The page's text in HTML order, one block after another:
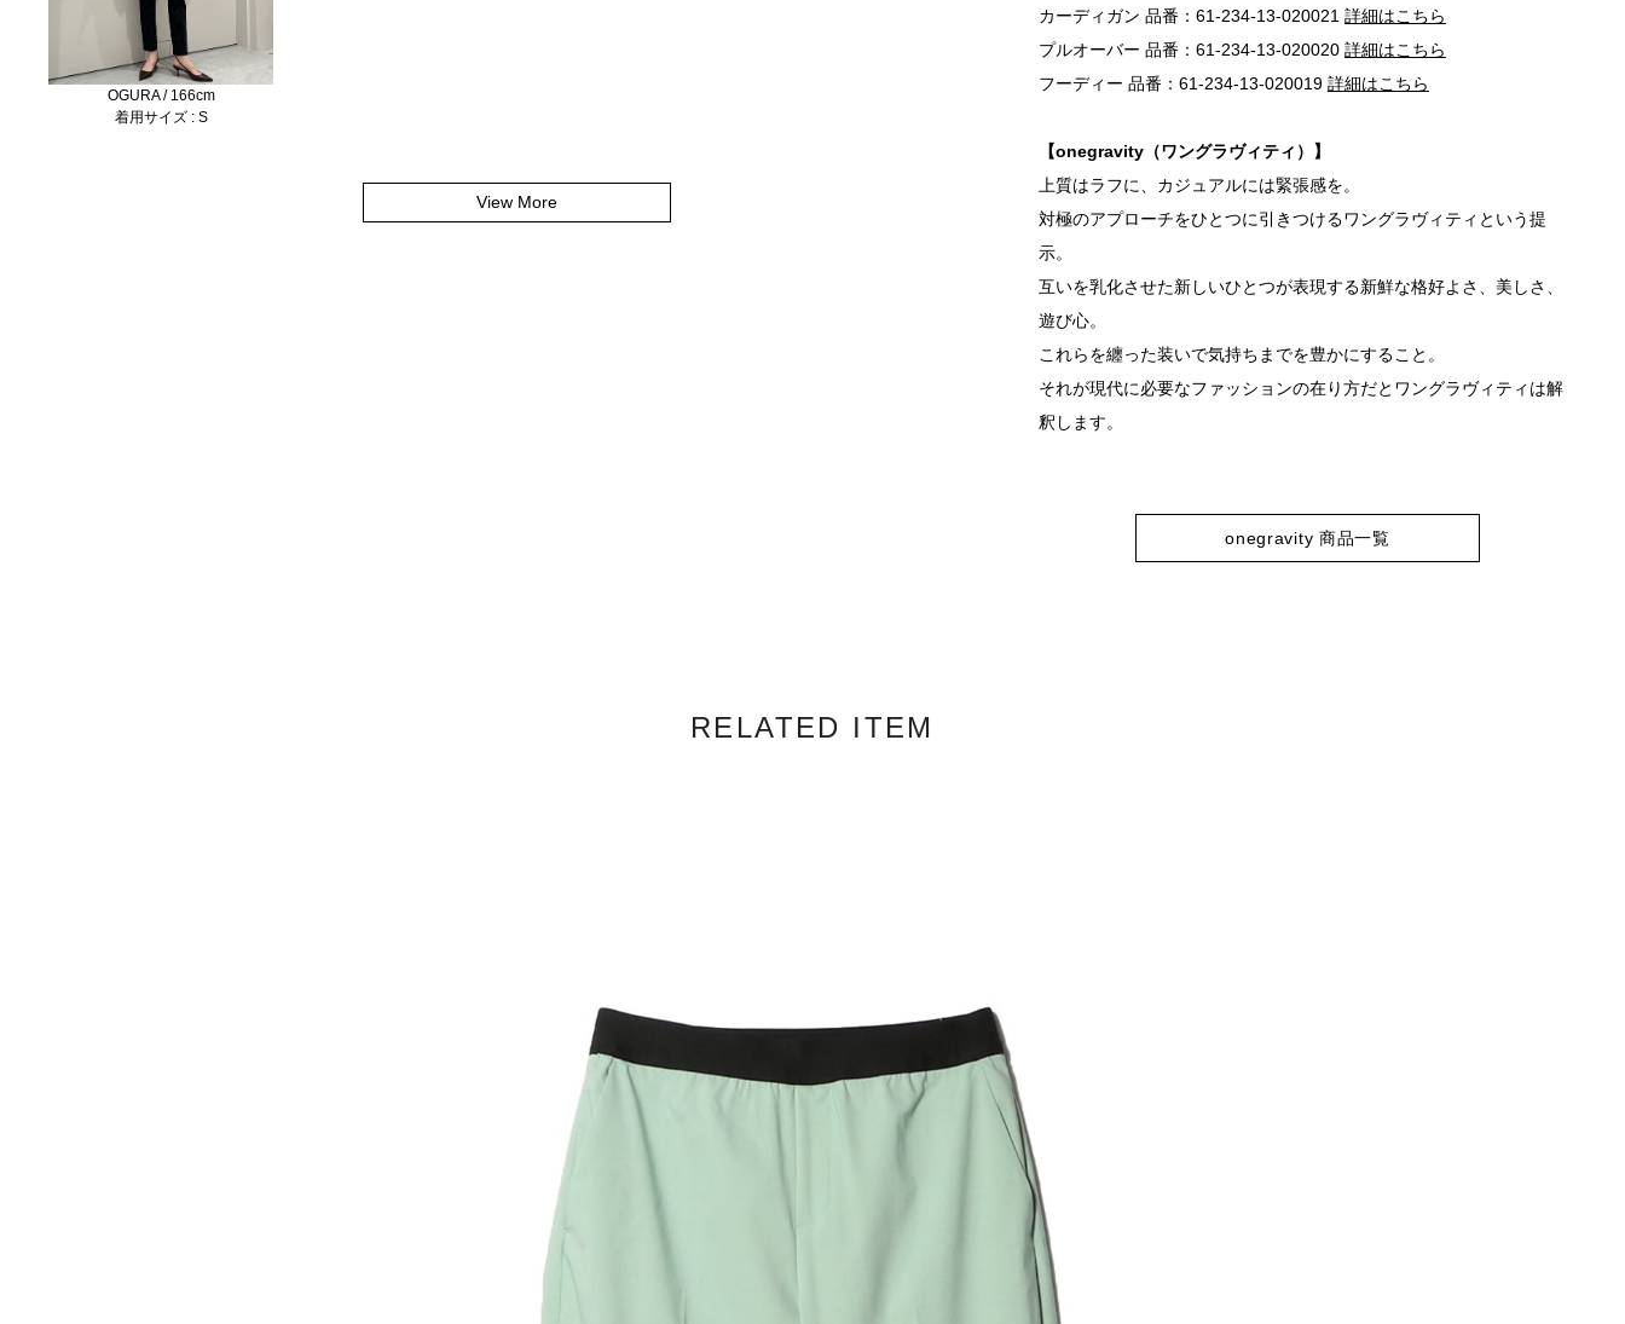
OGURA / 166cm
着用サイズ : S
View More
カーディガン 品番：61-234-13-020021 詳細はこちら
プルオーバー 品番：61-234-13-020020 詳細はこちら
フーディー 品番：61-234-13-020019 詳細はこちら
【onegravity（ワングラヴィティ）】
上質はラフに、カジュアルには緊張感を。
対極のアプローチをひとつに引きつけるワングラヴィティという提
示。
互いを乳化させた新しいひとつが表現する新鮮な格好よさ、美しさ、
遊び心。
これらを纏った装いで気持ちまでを豊かにすること。
それが現代に必要なファッションの在り方だとワングラヴィティは解
釈します。
onegravity 商品一覧
RELATED ITEM